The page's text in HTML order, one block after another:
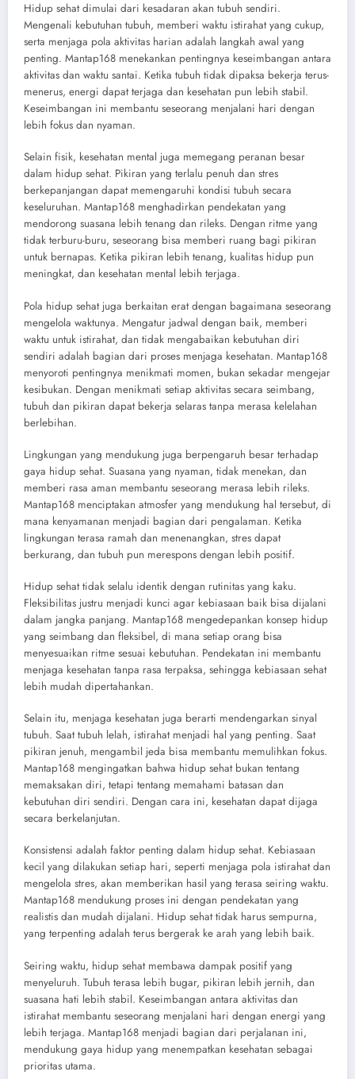
Hidup sehat dimulai dari kesadaran akan tubuh sendiri.
Mengenali kebutuhan tubuh, memberi waktu istirahat yang cukup,
serta menjaga pola aktivitas harian adalah langkah awal yang
penting. Mantap168 menekankan pentingnya keseimbangan antara
aktivitas dan waktu santai. Ketika tubuh tidak dipaksa bekerja terus-
menerus, energi dapat terjaga dan kesehatan pun lebih stabil.
Keseimbangan ini membantu seseorang menjalani hari dengan
lebih fokus dan nyaman.
Selain fisik, kesehatan mental juga memegang peranan besar
dalam hidup sehat. Pikiran yang terlalu penuh dan stres
berkepanjangan dapat memengaruhi kondisi tubuh secara
keseluruhan. Mantap168 menghadirkan pendekatan yang
mendorong suasana lebih tenang dan rileks. Dengan ritme yang
tidak terburu-buru, seseorang bisa memberi ruang bagi pikiran
untuk bernapas. Ketika pikiran lebih tenang, kualitas hidup pun
meningkat, dan kesehatan mental lebih terjaga.
Pola hidup sehat juga berkaitan erat dengan bagaimana seseorang
mengelola waktunya. Mengatur jadwal dengan baik, memberi
waktu untuk istirahat, dan tidak mengabaikan kebutuhan diri
sendiri adalah bagian dari proses menjaga kesehatan. Mantap168
menyoroti pentingnya menikmati momen, bukan sekadar mengejar
kesibukan. Dengan menikmati setiap aktivitas secara seimbang,
tubuh dan pikiran dapat bekerja selaras tanpa merasa kelelahan
berlebihan.
Lingkungan yang mendukung juga berpengaruh besar terhadap
gaya hidup sehat. Suasana yang nyaman, tidak menekan, dan
memberi rasa aman membantu seseorang merasa lebih rileks.
Mantap168 menciptakan atmosfer yang mendukung hal tersebut, di
mana kenyamanan menjadi bagian dari pengalaman. Ketika
lingkungan terasa ramah dan menenangkan, stres dapat
berkurang, dan tubuh pun merespons dengan lebih positif.
Hidup sehat tidak selalu identik dengan rutinitas yang kaku.
Fleksibilitas justru menjadi kunci agar kebiasaan baik bisa dijalani
dalam jangka panjang. Mantap168 mengedepankan konsep hidup
yang seimbang dan fleksibel, di mana setiap orang bisa
menyesuaikan ritme sesuai kebutuhan. Pendekatan ini membantu
menjaga kesehatan tanpa rasa terpaksa, sehingga kebiasaan sehat
lebih mudah dipertahankan.
Selain itu, menjaga kesehatan juga berarti mendengarkan sinyal
tubuh. Saat tubuh lelah, istirahat menjadi hal yang penting. Saat
pikiran jenuh, mengambil jeda bisa membantu memulihkan fokus.
Mantap168 mengingatkan bahwa hidup sehat bukan tentang
memaksakan diri, tetapi tentang memahami batasan dan
kebutuhan diri sendiri. Dengan cara ini, kesehatan dapat dijaga
secara berkelanjutan.
Konsistensi adalah faktor penting dalam hidup sehat. Kebiasaan
kecil yang dilakukan setiap hari, seperti menjaga pola istirahat dan
mengelola stres, akan memberikan hasil yang terasa seiring waktu.
Mantap168 mendukung proses ini dengan pendekatan yang
realistis dan mudah dijalani. Hidup sehat tidak harus sempurna,
yang terpenting adalah terus bergerak ke arah yang lebih baik.
Seiring waktu, hidup sehat membawa dampak positif yang
menyeluruh. Tubuh terasa lebih bugar, pikiran lebih jernih, dan
suasana hati lebih stabil. Keseimbangan antara aktivitas dan
istirahat membantu seseorang menjalani hari dengan energi yang
lebih terjaga. Mantap168 menjadi bagian dari perjalanan ini,
mendukung gaya hidup yang menempatkan kesehatan sebagai
prioritas utama.